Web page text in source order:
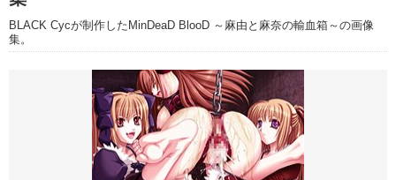
BLACK Cycが制作したMinDeaD BlooD ～麻由と麻奈の輸血箱～の画像
集。